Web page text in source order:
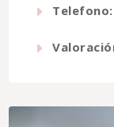
Telefono: